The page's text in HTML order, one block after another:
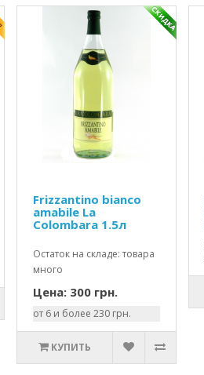
Frizzantino bianco
amabile La
Colombara 1.5л
Остаток на складе: товара
много
Цена: 300 грн.
от 6 и более 230 грн.
КУПИТЬ